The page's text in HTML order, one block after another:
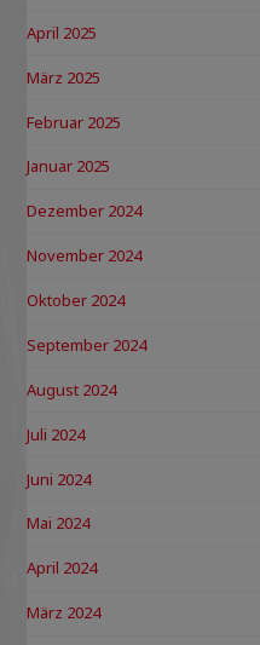
April 2025
März 2025
Februar 2025
Januar 2025
Dezember 2024
November 2024
Oktober 2024
September 2024
August 2024
Juli 2024
Juni 2024
Mai 2024
April 2024
März 2024